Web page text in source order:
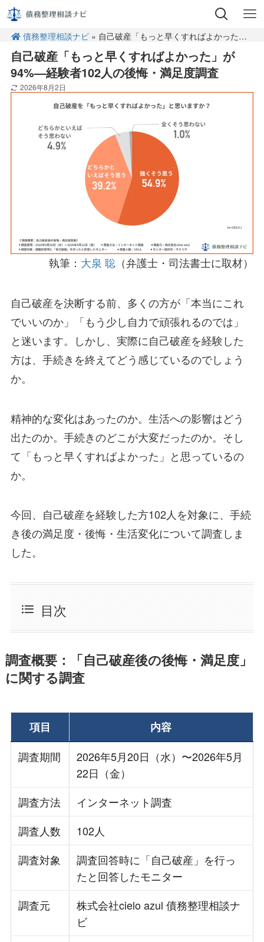
債務整理相談ナビ » 自己破産「もっと早くすればよかった」が94%—経験者102人の後悔・満足度調査
自己破産「もっと早くすればよかった」が
94%—経験者102人の後悔・満足度調査
2026年8月2日
執筆： 大泉 聡 （弁護士・司法書士に取材）
自己破産を決断する前、多くの方が「本当にこれ
でいいのか」「もう少し自力で頑張れるのでは」
と迷います。しかし、実際に自己破産を経験した
方は、手続きを終えてどう感じているのでしょう
か。
精神的な変化はあったのか。生活への影響はどう
出たのか。手続きのどこが大変だったのか。そし
て「もっと早くすればよかった」と思っているの
か。
今回、自己破産を経験した方102人を対象に、手続
き後の満足度・後悔・生活変化について調査しま
した。
目次
調査概要：「自己破産後の後悔・満足度」
に関する調査
項目
内容
調査期間
2026年5月20日（水）〜2026年5月
22日（金）
調査方法
インターネット調査
調査人数
102人
調査対象
調査回答時に「自己破産」を行っ
たと回答したモニター
調査元
株式会社cielo azul 債務整理相談ナ
ビ